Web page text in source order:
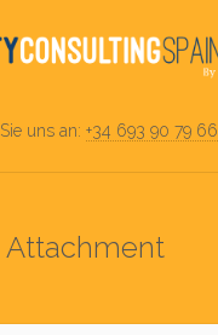
uns an: +34 693 90 79 66
Attachment